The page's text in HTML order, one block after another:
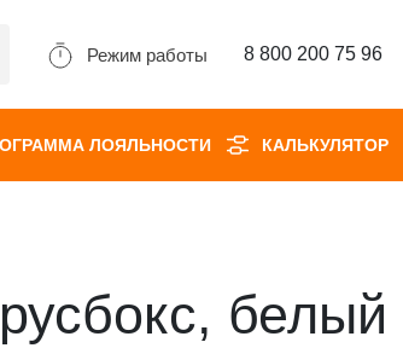
Режим работы 8 800 200 75 96
ЛОЯЛЬНОСТИ КАЛЬКУЛЯТОР
белый